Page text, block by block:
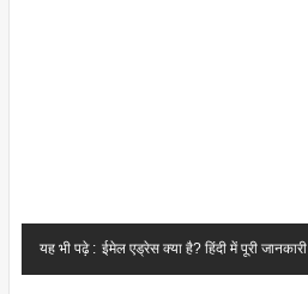
यह भी पढ़े : ईमेल एड्रेस क्या है? हिंदी में पूरी जानकारी